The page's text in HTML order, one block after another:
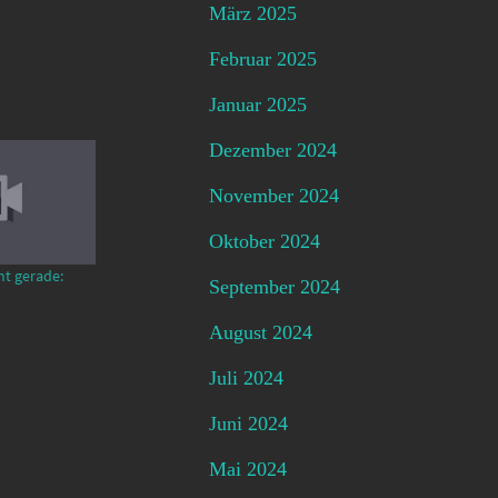
gerade:
März 2025
Februar 2025
Januar 2025
Dezember 2024
November 2024
Oktober 2024
September 2024
August 2024
Juli 2024
Juni 2024
Mai 2024